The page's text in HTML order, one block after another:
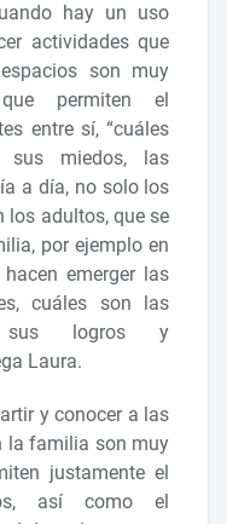
hay un uso
actividades que
son muy
permiten el
entre sí, “cuáles
sus miedos, las
a día, no solo los
los adultos, que se
por ejemplo en
emerger las
cuáles son las
sus logros y
Laura.
y conocer a las
la familia son muy
justamente el
así como el